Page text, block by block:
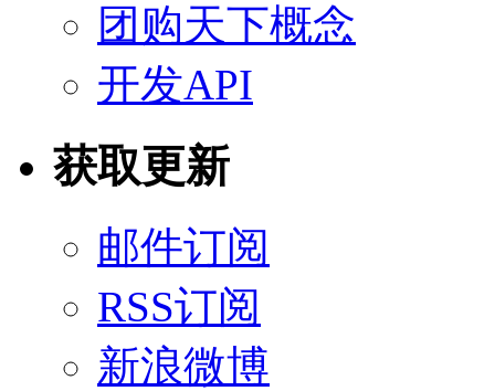
团购天下概念
开发API
获取更新
邮件订阅
RSS订阅
新浪微博